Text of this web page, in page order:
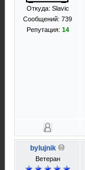
Откуда: Slavic
Сообщений: 739
Репутация: 14
bylujnik
Ветеран